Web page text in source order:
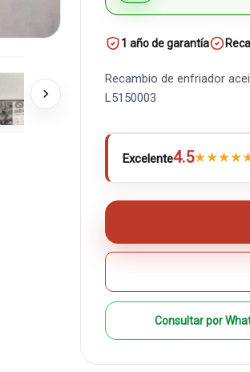
1 año de garantía
Recambio de enfriador
L5150003
Excelente4.5★★★★
Consultar por